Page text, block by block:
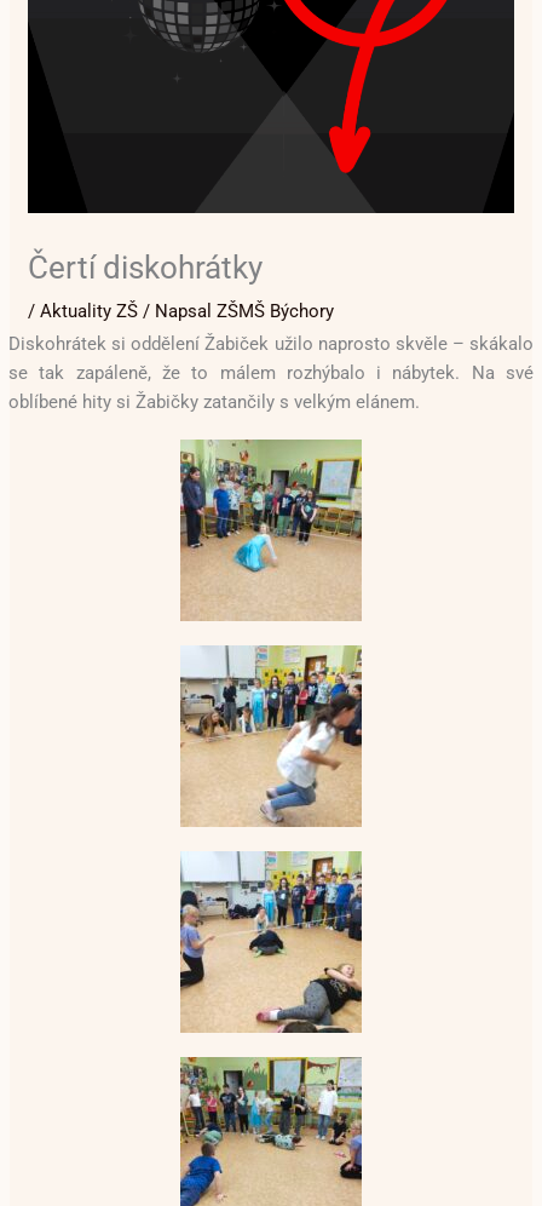
Čertí diskohrátky
/Aktuality ZŠ / NapsalZŠMŠ Býchory
Diskohrátek si oddělení Žabiček užilo naprosto skvěle – skákalo
se tak zapáleně, že to málem rozhýbalo i nábytek. Na své
oblíbené hity si Žabičky zatančily s velkým elánem.